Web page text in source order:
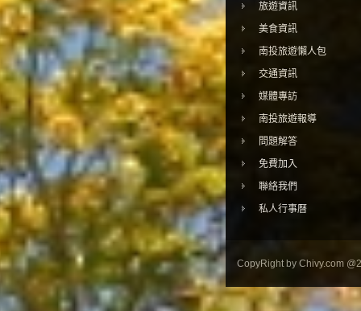
旅遊資訊
美食資訊
南投旅遊懶人包
交通資訊
媒體專訪
南投旅遊報導
問題解答
免費加入
聯絡我們
私人行事曆
CopyRight by Chivy.com